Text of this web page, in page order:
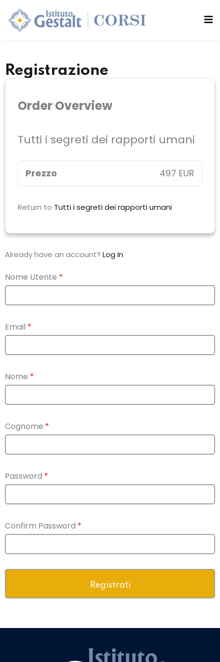
Registrazione
Order Overview
Tutti i segreti dei rapporti umani
Prezzo 497 EUR
Return to Tutti i segreti dei rapporti umani
Already have an account? Log In
Nome Utente *
Email *
Nome *
Cognome *
Password *
Confirm Password *
Sign in Sign up
Don’t have an account?
Remember me Lost your password?